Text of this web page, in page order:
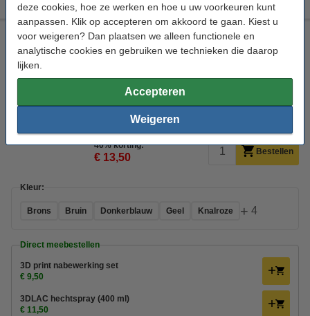
deze cookies, hoe ze werken en hoe u uw voorkeuren kunt
aanpassen. Klik op accepteren om akkoord te gaan. Kiest u
voor weigeren? Dan plaatsen we alleen functionele en
analytische cookies en gebruiken we technieken die daarop
lijken.
Accepteren
Weigeren
123-3D Filament rood 2,85 mm ABS 1 kg (Jupiter serie)
ABS Filament 123-3D ABS Rood
Direct leverbaar
Nu bestellen is maandag in huis
€ 22,50
40% korting:
€ 13,50 Bestellen
Kleur:
Brons Bruin Donkerblauw Geel Knalroze + 4
Direct meebestellen
3D print nabewerking set
€ 9,50
3DLAC hechtspray (400 ml)
€ 11,50